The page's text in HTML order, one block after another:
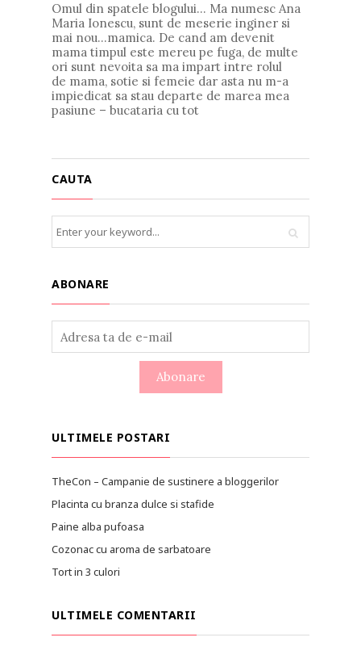
Omul din spatele blogului… Ma numesc Ana
Maria Ionescu, sunt de meserie inginer si
mai nou…mamica. De cand am devenit
mama timpul este mereu pe fuga, de multe
ori sunt nevoita sa ma impart intre rolul
de mama, sotie si femeie dar asta nu m-a
impiedicat sa stau departe de marea mea
pasiune – bucataria cu tot
CAUTA
ABONARE
ULTIMELE POSTARI
TheCon – Campanie de sustinere a bloggerilor
Placinta cu branza dulce si stafide
Paine alba pufoasa
Cozonac cu aroma de sarbatoare
Tort in 3 culori
ULTIMELE COMENTARII